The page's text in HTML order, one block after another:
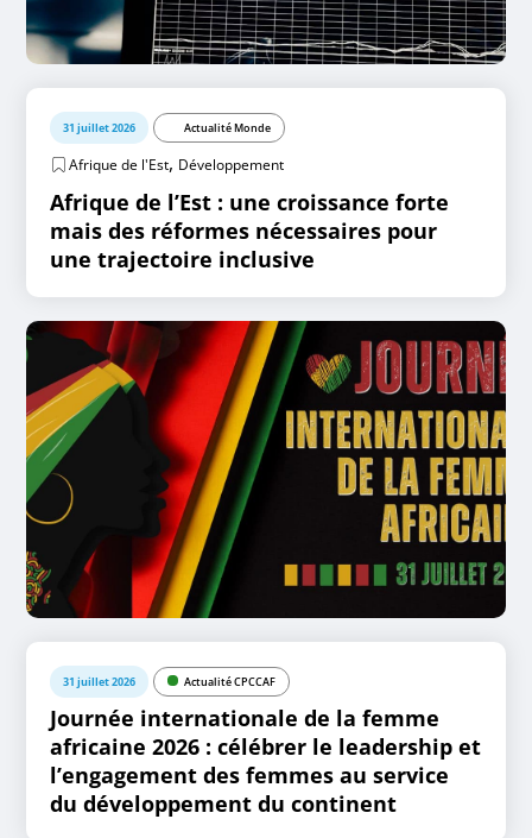
31 juillet 2026 Actualité Monde
Afrique de l'Est, Développement
Afrique de l’Est : une croissance forte
mais des réformes nécessaires pour
une trajectoire inclusive
31 juillet 2026 Actualité CPCCAF
Journée internationale de la femme
africaine 2026 : célébrer le leadership et
l’engagement des femmes au service
du développement du continent